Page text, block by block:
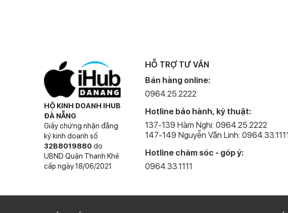
HỘ KINH DOANH IHUB
ĐÀ NẴNG
Giấy chứng nhận đăng
ký kinh doanh số
32B8019880 do
UBND Quận Thanh Khê
cấp ngày 18/06/2021
HỖ TRỢ TƯ VẤN
Bán hàng online:
0964.25.2222
Hotline bảo hành, kỹ thuật:
137-139 Hàm Nghi: 0964.25.2222
147-149 Nguyễn Văn Linh: 0964.33.1111
Hotline chăm sóc - góp ý:
0964.33.1111